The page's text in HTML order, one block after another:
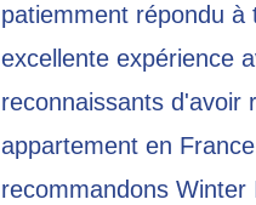
patiemment répondu
excellente expérience
reconnaissants d'avoir
appartement en
recommandons